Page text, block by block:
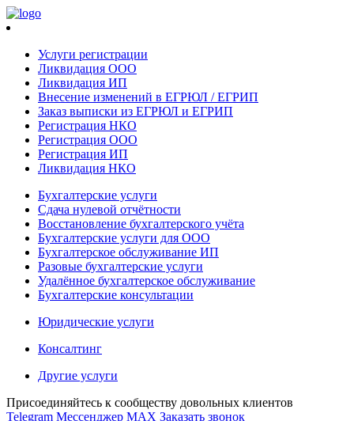
Услуги регистрации
Ликвидация ООО
Ликвидация ИП
Внесение изменений в ЕГРЮЛ / ЕГРИП
Заказ выписки из ЕГРЮЛ и ЕГРИП
Регистрация НКО
Регистрация ООО
Регистрация ИП
Ликвидация НКО
Бухгалтерские услуги
Сдача нулевой отчётности
Восстановление бухгалтерского учёта
Бухгалтерские услуги для ООО
Бухгалтерское обслуживание ИП
Разовые бухгалтерские услуги
Удалённое бухгалтерское обслуживание
Бухгалтерские консультации
Юридические услуги
Консалтинг
Другие услуги
Присоединяйтесь к сообществу довольных клиентов
Telegram Мессенджер MAX Заказать звонок